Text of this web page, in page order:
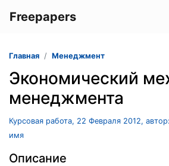
Freepapers
Главная Менеджмент
Экономический
менеджмента
Курсовая работа, 22 Февраля 2012,
имя
Описание